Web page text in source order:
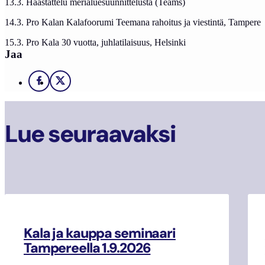
14.3. Pro Kalan Kalafoorumi Teemana rahoitus ja viestintä, Tampere
15.3. Pro Kala 30 vuotta, juhlatilaisuus, Helsinki
Jaa
Facebook
X
Lue seuraavaksi
Kala ja kauppa seminaari
Tampereella 1.9.2026